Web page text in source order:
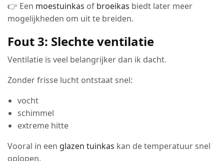
👉 Een moestuinkas of broeikas biedt later meer
mogelijkheden om uit te breiden.
Fout 3: Slechte ventilatie
Ventilatie is veel belangrijker dan ik dacht.
Zonder frisse lucht ontstaat snel:
vocht
schimmel
extreme hitte
Vooral in een glazen tuinkas kan de temperatuur snel
oplopen.